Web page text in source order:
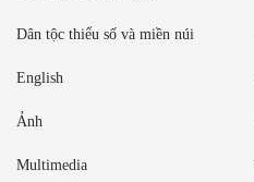
Dân tộc thiểu số và miền núi
English
Ảnh
Multimedia